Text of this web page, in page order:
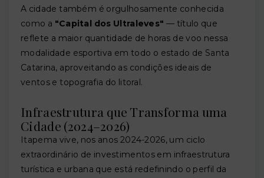
A cidade também é orgulhosamente conhecida
como a "Capital dos Ultraleves" — título que
reflete a maior quantidade de horas de voo nessa
modalidade esportiva em todo o estado de Santa
Catarina, aproveitando as condições ideais de
ventos e topografia do litoral.
Infraestrutura que Transforma uma
Cidade (2024–2026)
Itapema vive, nos anos 2024-2026, um ciclo
extraordinário de investimentos em infraestrutura
turística e urbana que está redefinindo o perfil da